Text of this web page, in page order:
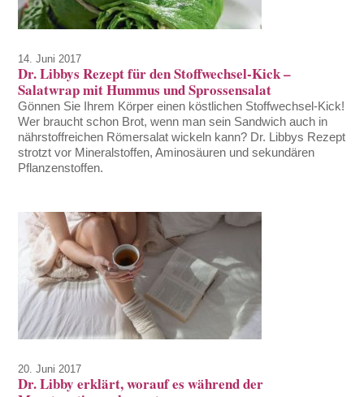
14. Juni 2017
Dr. Libbys Rezept für den Stoffwechsel-Kick –
Salatwrap mit Hummus und Sprossensalat
Gönnen Sie Ihrem Körper einen köstlichen Stoffwechsel-Kick!
Wer braucht schon Brot, wenn man sein Sandwich auch in
nährstoffreichen Römersalat wickeln kann? Dr. Libbys Rezept
strotzt vor Mineralstoffen, Aminosäuren und sekundären
Pflanzenstoffen.
20. Juni 2017
Dr. Libby erklärt, worauf es während der